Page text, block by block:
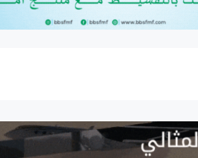
استئناف مرور شاحنات النفط
العراقي عبر حمص
سوريا.. خدمة تأسيس
الشركات إلكترونياً